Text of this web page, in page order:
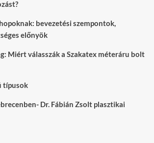
bevezetési szempontok,
előnyök
Miért válasszák a Szakatex méteráru bolt
típusok
Dr. Fábián Zsolt plasztikai